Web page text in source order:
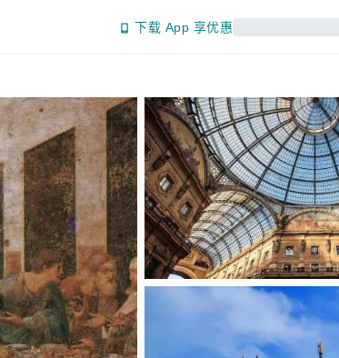
下载 App 享优惠